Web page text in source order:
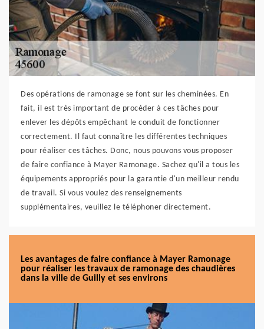
Des opérations de ramonage se font sur les cheminées. En
fait, il est très important de procéder à ces tâches pour
enlever les dépôts empêchant le conduit de fonctionner
correctement. Il faut connaître les différentes techniques
pour réaliser ces tâches. Donc, nous pouvons vous proposer
de faire confiance à Mayer Ramonage. Sachez qu'il a tous les
équipements appropriés pour la garantie d'un meilleur rendu
de travail. Si vous voulez des renseignements
supplémentaires, veuillez le téléphoner directement.
Les avantages de faire confiance à Mayer Ramonage
pour réaliser les travaux de ramonage des chaudières
dans la ville de Guilly et ses environs